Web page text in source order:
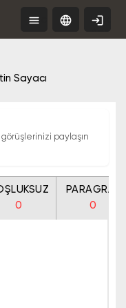
login
Free
language
TR
menu
Tools
Sayacı
paylaşın
0
PARAGRAF
0